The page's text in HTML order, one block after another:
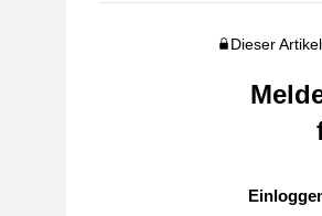
Dieser